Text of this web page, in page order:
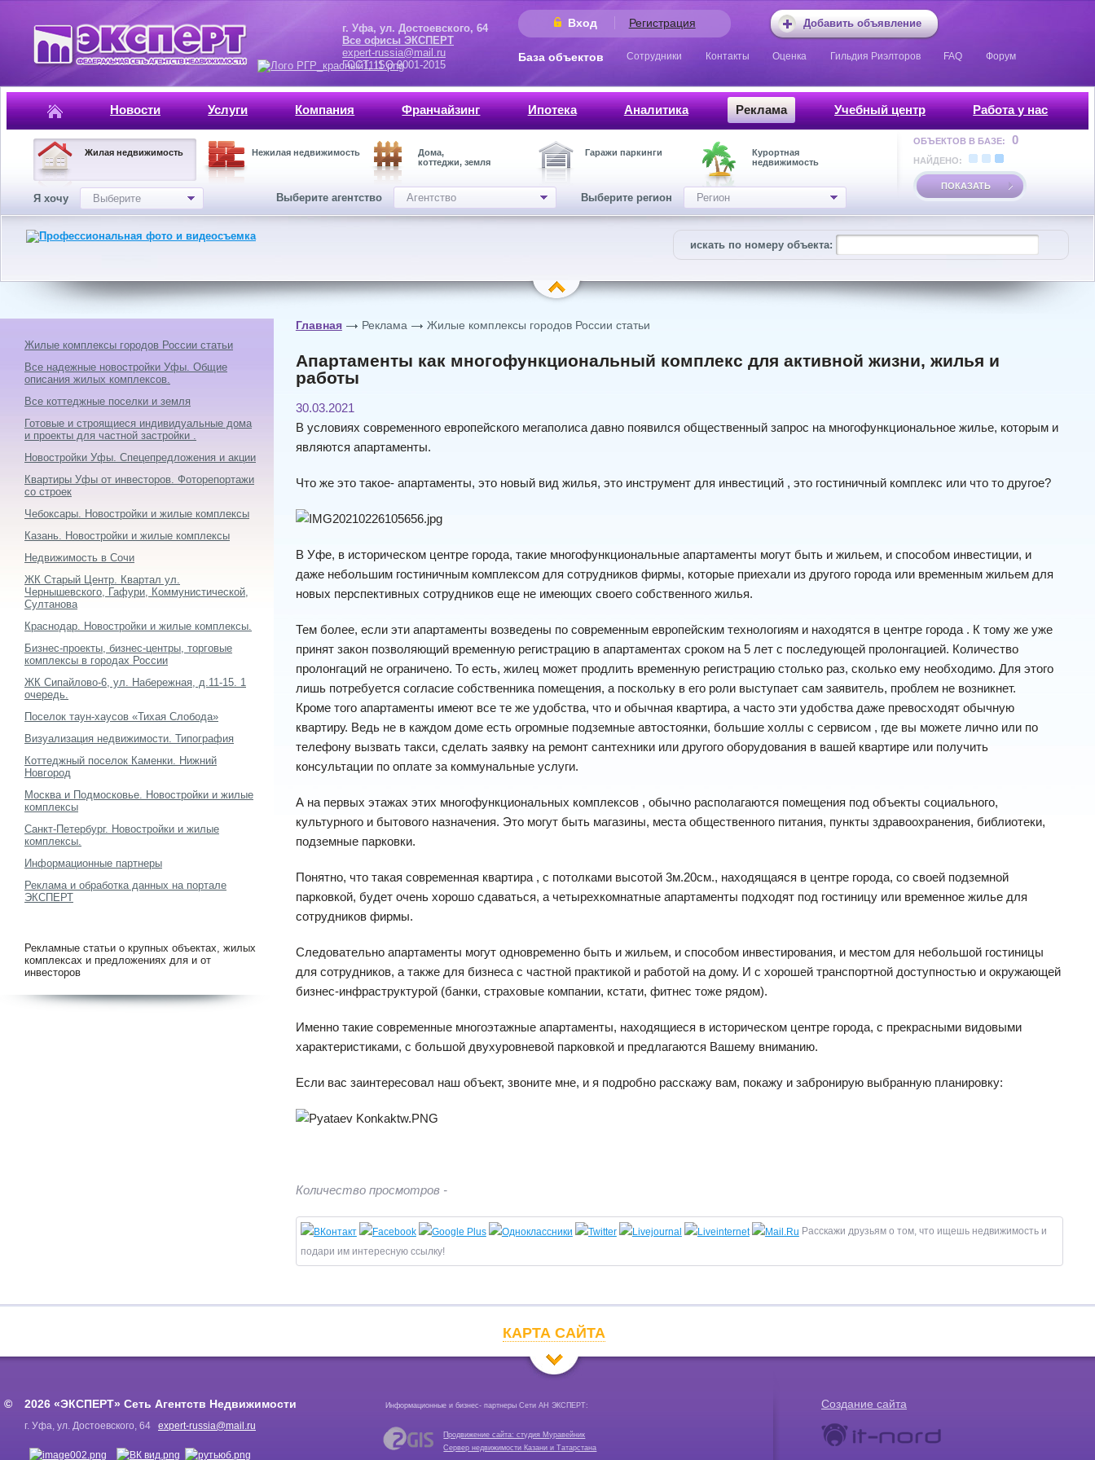
Добавить объявление
Вход Регистрация
г. Уфа, ул. Достоевского, 64
Все офисы ЭКСПЕРТ
expert-russia@mail.ru
ГОСТ, ISO 9001-2015
База объектов Сотрудники Контакты Оценка Гильдия Риэлторов FAQ Форум
Новости Услуги Компания Франчайзинг Ипотека Аналитика Реклама Учебный центр Работа у нас
Жилая недвижимость Нежилая недвижимость
Дома,
коттеджи, земля
Гаражи паркинги
Курортная
недвижимость
Я хочу Выберите Выберите агентство Агентство Выберите регион Регион
ОБЪЕКТОВ В БАЗЕ: 0
НАЙДЕНО:
ПОКАЗАТЬ
искать по номеру объекта:
Главная Реклама Жилые комплексы городов России статьи
Апартаменты как многофункциональный комплекс для активной жизни, жилья и
работы
30.03.2021
В условиях современного европейского мегаполиса давно появился общественный запрос на многофункциональное жилье, которым и
являются апартаменты.
Что же это такое- апартаменты, это новый вид жилья, это инструмент для инвестиций , это гостиничный комплекс или что то другое?
В Уфе, в историческом центре города, такие многофункциональные апартаменты могут быть и жильем, и способом инвестиции, и
даже небольшим гостиничным комплексом для сотрудников фирмы, которые приехали из другого города или временным жильем для
новых перспективных сотрудников еще не имеющих своего собственного жилья.
Тем более, если эти апартаменты возведены по современным европейским технологиям и находятся в центре города . К тому же уже
принят закон позволяющий временную регистрацию в апартаментах сроком на 5 лет с последующей пролонгацией. Количество
пролонгаций не ограничено. То есть, жилец может продлить временную регистрацию столько раз, сколько ему необходимо. Для этого
лишь потребуется согласие собственника помещения, а поскольку в его роли выступает сам заявитель, проблем не возникнет.
Кроме того апартаменты имеют все те же удобства, что и обычная квартира, а часто эти удобства даже превосходят обычную
квартиру. Ведь не в каждом доме есть огромные подземные автостоянки, большие холлы с сервисом , где вы можете лично или по
телефону вызвать такси, сделать заявку на ремонт сантехники или другого оборудования в вашей квартире или получить
консультации по оплате за коммунальные услуги.
А на первых этажах этих многофункциональных комплексов , обычно располагаются помещения под объекты социального,
культурного и бытового назначения. Это могут быть магазины, места общественного питания, пункты здравоохранения, библиотеки,
подземные парковки.
Понятно, что такая современная квартира , с потолками высотой 3м.20см., находящаяся в центре города, со своей подземной
парковкой, будет очень хорошо сдаваться, а четырехкомнатные апартаменты подходят под гостиницу или временное жилье для
сотрудников фирмы.
Следовательно апартаменты могут одновременно быть и жильем, и способом инвестирования, и местом для небольшой гостиницы
для сотрудников, а также для бизнеса с частной практикой и работой на дому. И с хорошей транспортной доступностью и окружающей
бизнес-инфраструктурой (банки, страховые компании, кстати, фитнес тоже рядом).
Именно такие современные многоэтажные апартаменты, находящиеся в историческом центре города, с прекрасными видовыми
характеристиками, с большой двухуровневой парковкой и предлагаются Вашему вниманию.
Если вас заинтересовал наш объект, звоните мне, и я подробно расскажу вам, покажу и забронирую выбранную планировку:
Количество просмотров -
Расскажи друзьям о том, что ищешь недвижимость и
подари им интересную ссылку!
Жилые комплексы городов России статьи
Все надежные новостройки Уфы. Общие
описания жилых комплексов.
Все коттеджные поселки и земля
Готовые и строящиеся индивидуальные дома
и проекты для частной застройки .
Новостройки Уфы. Спецепредложения и акции
Квартиры Уфы от инвесторов. Фоторепортажи
со строек
Чебоксары. Новостройки и жилые комплексы
Казань. Новостройки и жилые комплексы
Недвижимость в Сочи
ЖК Старый Центр. Квартал ул.
Чернышевского, Гафури, Коммунистической,
Султанова
Краснодар. Новостройки и жилые комплексы.
Бизнес-проекты, бизнес-центры, торговые
комплексы в городах России
ЖК Сипайлово-6, ул. Набережная, д.11-15. 1
очередь.
Поселок таун-хаусов «Тихая Слобода»
Визуализация недвижимости. Типография
Коттеджный поселок Каменки. Нижний
Новгород
Москва и Подмосковье. Новостройки и жилые
комплексы
Санкт-Петербург. Новостройки и жилые
комплексы.
Информационные партнеры
Реклама и обработка данных на портале
ЭКСПЕРТ
Рекламные статьи о крупных объектах, жилых
комплексах и предложениях для и от
инвесторов
КАРТА САЙТА
Информационные и бизнес- партнеры Сети АН ЭКСПЕРТ:
Продвижение сайта: студия Муравейник
Сервер недвижимости Казани и Татарстана
2026 «ЭКСПЕРТ» Сеть Агентств Недвижимости
г. Уфа, ул. Достоевского, 64 expert-russia@mail.ru
Создание сайта